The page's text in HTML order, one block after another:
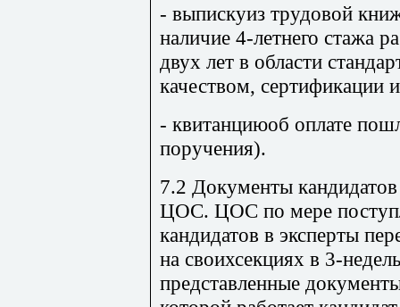
- выпискуиз трудовой
наличие 4-летнего стажа
двух лет в области
качеством, сертификации
- квитанциюоб оплате
поручения).
7.2 Документы
ЦОС. ЦОС по мере
кандидатов в эксперты
на своихсекциях в 3-
представленные